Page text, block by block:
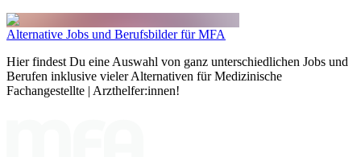
Alternative Jobs und Berufsbilder für MFA
Hier findest Du eine Auswahl von ganz unterschiedlichen Jobs und
Berufen inklusive vieler Alternativen für Medizinische
Fachangestellte | Arzthelfer:innen!